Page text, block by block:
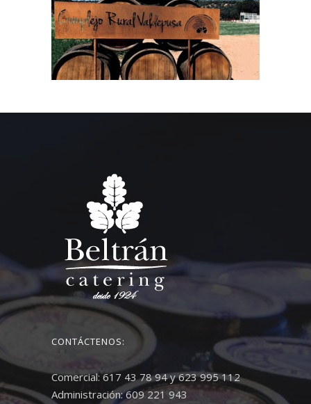
CONTÁCTENOS:
Comercial: 617 43 78 94 y 623 995 112
Administración: 609 221 943